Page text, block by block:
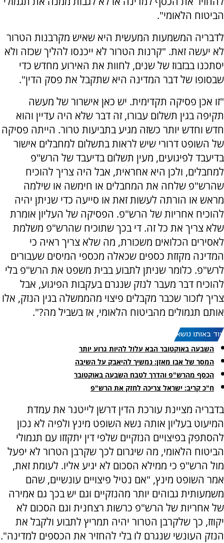
הביטוח הלאומי".
לדבריה המשמעות המעשית היא שאיש מקרבנות הטרור
לא יעשה זאת. "קרנות הטרור לא ייכנסו להליך שכזה ולא
יסתכנו בבזבוז של שנים, לחוות את האירוע מחדש כדי
שבסופו של דבר המדינה היא שתקבל את פסק הדין".
"זו אכן פסיקה תקדימית. יש כאן אישרור של מעשה
תקיפה בגין תשלום עבורו, זה דבר שלא היה עדיין והוא
חדש וחדש יותר כשזה מגיע בתביעות טרור. הייתה פסיקה
של השופט דרורי שיש לראות בתשלום למחבלים אישור
בדיעבד לפיגועים, מעין תשלום בדיעבד של הרש"פ
למחבלים, ולכן היא אחראית, אבל היה צריך להוכיח
שהרש"פ שלחה את המחבלים או חימשה או שילמה
מראש או הורתה לעשות זאת או סייעה כדי שניתן יהיה
להוכיח אחריות של הרש"פ. הפסיקה של העליון אומרת
שלא צריך את כל זה. די בכך שתוכיח שהרש"פ משלמת
לאסירים הכלואים משכורת, מה שלא צריך ראיה כי
המדינה מקזזת כספים שכאלה מכספי המיסים שעבורים
לרש"פ. כלומר שניתן לתבוע בבית משפט את הרש"פ בלי
להוכיח דבר מעבר לנזק שנגרם בעקבות הפיגוע, אבל
צריך לזכור שכבר מקבלים פיצוי מהממשלה בגין הנזק, אלו
אותם תגמולים מהביטוח הלאומי, אז בשביל מה?".
עוד באותו נושא:
השבעה באוקטובר הבא עלול להיות גרוע יותר
המסר של אבו מאזן: נמשיך להיאבק על השיבה
הכסף מהרש"פ והדרך לטבח השבעה באוקטובר
ח"כ קריב: ישראל צריכה לחזק את הרש"פ
בדבריה מציינת עורכת הדין דרשן לייטנר את עמדת
המיעוט בעליון אותה נשא השופט מינץ ולפיה לא נכון
להסתפק בפיצויים הנזקיים שלפי דין יתקזזו עם תגמולי
הביטוח הלאומי, מה שיגרום לכך שקרבן הטרור לא יפעל
מול הרש"פ כי ממילא הסכום לא יגיע אליו. לעומת זאת,
אמר השופט מינץ, "אם נטיל פיצויים עונשיים, שהם
משמעותית גבוהים יותר מהנזקיים וגם יש בכך גם אמירה
של אחריות של הרש"פ כרשות רצחנית וגם הסכום לא
יקוזז, כך שלקרבן הטרור יהיה תמריץ לתבוע ולקבל את
הנזק העונשי שנגרם לו בלי להחזיר את הכספים למדינה".